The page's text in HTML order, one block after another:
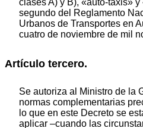
clases A) y B), «auto-taxis»
segundo del Reglamento
Urbanos de Transportes en
cuatro de noviembre de mil
Artículo tercero.
Se autoriza al Ministro de la
normas complementarias
lo que en este Decreto se
aplicar –cuando las